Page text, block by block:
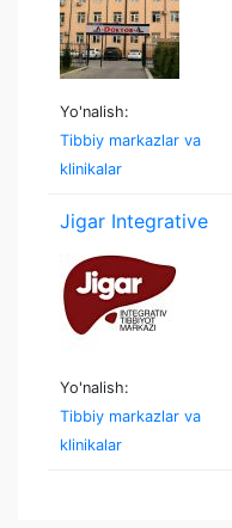
Yo'nalish:
Tibbiy markazlar va
klinikalar
Jigar Integrative
Yo'nalish:
Tibbiy markazlar va
klinikalar